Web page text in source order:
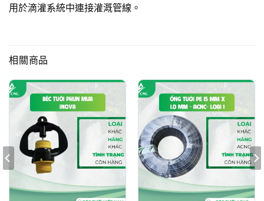
用於滴灌系統中連接灌溉管線。
相關商品